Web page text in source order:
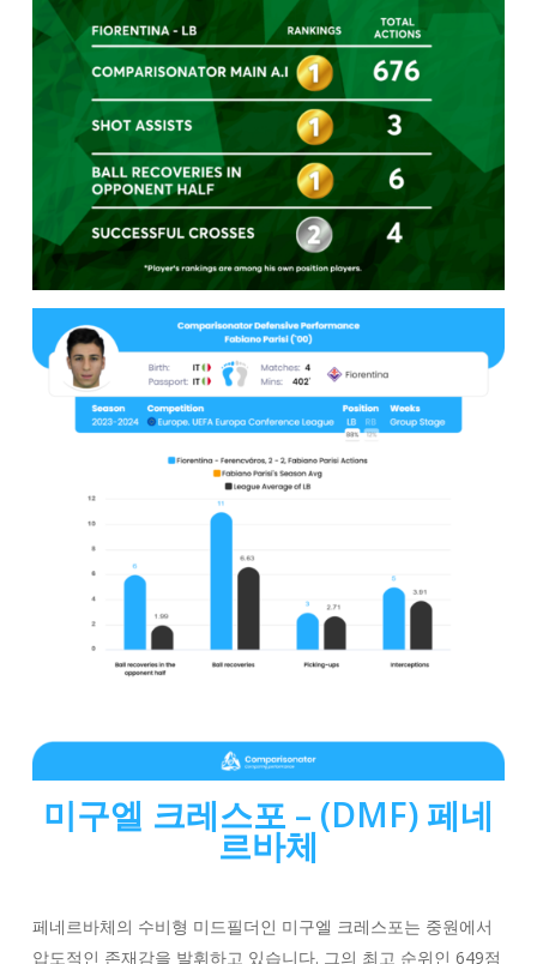
미구엘 크레스포 – (DMF) 페네
르바체
페네르바체의 수비형 미드필더인 미구엘 크레스포는 중원에서
압도적인 존재감을 발휘하고 있습니다. 그의 최고 순위인 649점